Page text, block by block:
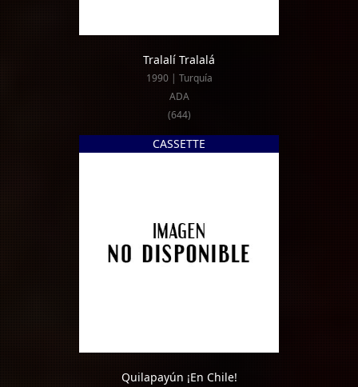
Tralalí Tralalá
1990 | Turquía
ADA
(644)
CASSETTE
Quilapayún ¡En Chile!